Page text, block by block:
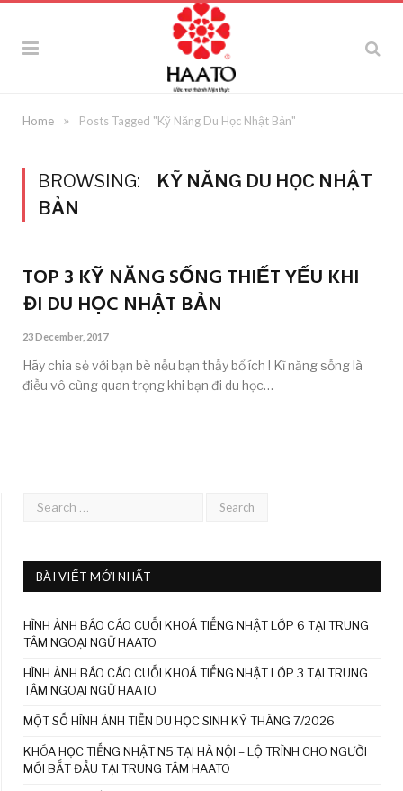
Home » Posts Tagged "Kỹ Năng Du Học Nhật Bản"
BROWSING:
KỸ NĂNG DU HỌC NHẬT
BẢN
TOP 3 KỸ NĂNG SỐNG THIẾT YẾU KHI
ĐI DU HỌC NHẬT BẢN
23 December, 2017
Hãy chia sẻ với bạn bè nếu bạn thấy bổ ích ! Kĩ năng sống là
điều vô cùng quan trọng khi bạn đi du học…
BÀI VIẾT MỚI NHẤT
HÌNH ẢNH BÁO CÁO CUỐI KHOÁ TIẾNG NHẬT LỚP 6 TẠI TRUNG
TÂM NGOẠI NGỮ HAATO
HÌNH ẢNH BÁO CÁO CUỐI KHOÁ TIẾNG NHẬT LỚP 3 TẠI TRUNG
TÂM NGOẠI NGỮ HAATO
MỘT SỐ HÌNH ẢNH TIỄN DU HỌC SINH KỲ THÁNG 7/2026
KHÓA HỌC TIẾNG NHẬT N5 TẠI HÀ NỘI – LỘ TRÌNH CHO NGƯỜI
MỚI BẮT ĐẦU TẠI TRUNG TÂM HAATO